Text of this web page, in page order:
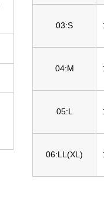
03:S
04:M
05:L
06:LL(XL)